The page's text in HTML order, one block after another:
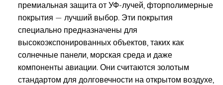
премиальная защита от УФ-лучей, фторполимерные
покрытия — лучший выбор. Эти покрытия
специально предназначены для
высокоэкспонированных объектов, таких как
солнечные панели, морская среда и даже
компоненты авиации. Они считаются золотым
стандартом для долговечности на открытом воздухе,